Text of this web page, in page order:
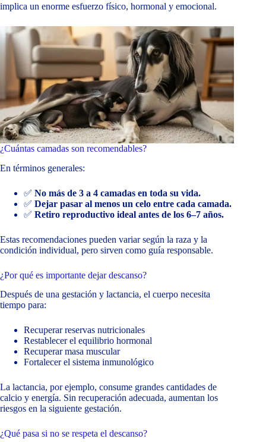
implica un enorme esfuerzo físico, hormonal y emocional.
¿Cuántas camadas son recomendables?
En términos generales:
✅ No más de 3 a 4 camadas en toda su vida.
✅ Dejar pasar al menos un celo entre cada camada.
✅ Retiro reproductivo ideal antes de los 6–7 años.
Estas recomendaciones pueden variar según la raza y la
condición individual, pero sirven como guía responsable.
¿Por qué es importante dejar descanso?
Después de una gestación y lactancia, el cuerpo necesita
tiempo para:
Recuperar reservas nutricionales
Restablecer el equilibrio hormonal
Recuperar masa muscular
Fortalecer el sistema inmunológico
La lactancia, por ejemplo, consume grandes cantidades de
calcio y energía. Sin recuperación adecuada, aumentan los
riesgos en la siguiente gestación.
¿Qué pasa si no se respeta el descanso?